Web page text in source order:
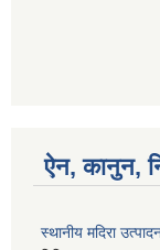
ऐन, कानुन,
स्थानीय मदिरा